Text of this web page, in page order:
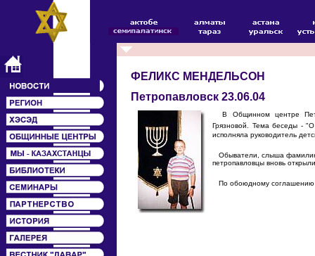
ФЕЛИКС МЕНДЕЛЬСОН
Петропавловск 23.06.04
В Общинном центре
Грязновой. Тема беседы -
исполняла руководитель
Обыватели, слыша фамилию
петропавловцы вновь
По обоюдному соглашению